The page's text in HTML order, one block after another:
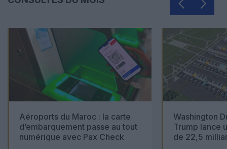
Aéroports du Maroc : la carte
d’embarquement passe au tout
numérique avec Pax Check
Washington
Trump lance
de 22,5